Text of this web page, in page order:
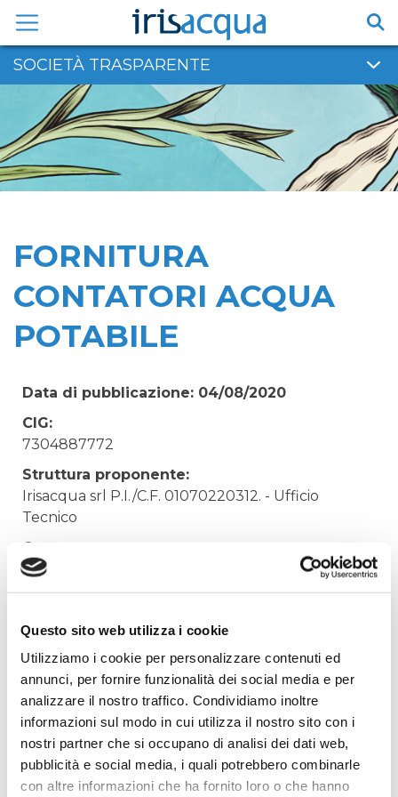
Questo sito web utilizza i cookie
Utilizziamo i cookie per personalizzare contenuti ed
annunci, per fornire funzionalità dei social media e per
analizzare il nostro traffico. Condividiamo inoltre
informazioni sul modo in cui utilizza il nostro sito con i
nostri partner che si occupano di analisi dei dati web,
pubblicità e social media, i quali potrebbero combinarle
con altre informazioni che ha fornito loro o che hanno
contenuto
SOCIETÀ TRASPARENTE
FORNITURA
CONTATORI ACQUA
POTABILE
Data di pubblicazione: 04/08/2020
CIG:
7304887772
Struttura proponente:
Irisacqua srl P.I./C.F. 01070220312. - Ufficio
Tecnico
Oggetto:
FORNITURA CONTATORI ACQUA POTABILE
Elenco operatori invitati:
SRL (01750340307), SENSUS ITALIA SRL
(04735970966), ITRON ITALIA SPA
(03230540969), GREINER SPA (00547620989),
WATERTECH SPA (12635270155)
Codice Fiscale:
Procedura di scelta:
art.4 Parte Speciale Servizi e Forniture